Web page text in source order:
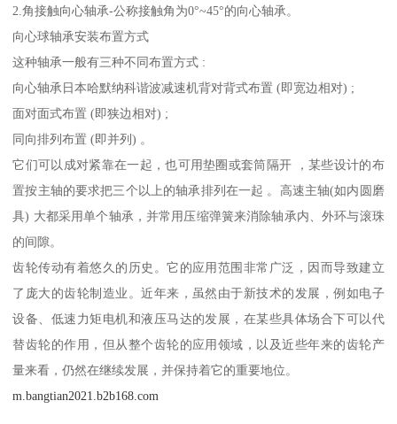
2.角接触向心轴承-公称接触角为0°~45°的向心轴承。
向心球轴承安装布置方式
这种轴承一般有三种不同布置方式 :
向心轴承日本哈默纳科谐波减速机背对背式布置 (即宽边相对) ;
面对面式布置 (即狭边相对) ;
同向排列布置 (即并列) 。
它们可以成对紧靠在一起，也可用垫圈或套筒隔开 ，某些设计的布
置按主轴的要求把三个以上的轴承排列在一起 。高速主轴(如内圆磨
具) 大都采用单个轴承，并常用压缩弹簧来消除轴承内、外环与滚珠
的间隙。
齿轮传动有着悠久的历史。它的应用范围非常广泛，因而导致建立
了庞大的齿轮制造业。近年来，虽然由于新技术的发展，例如电子
设备、低速力矩电机和液压马达的发展，在某些具体场合下可以代
替齿轮的作用，但从整个齿轮的应用领域，以及近些年来的齿轮产
量来看，仍然在继续发展，并保持着它的重要地位。
m.bangtian2021.b2b168.com